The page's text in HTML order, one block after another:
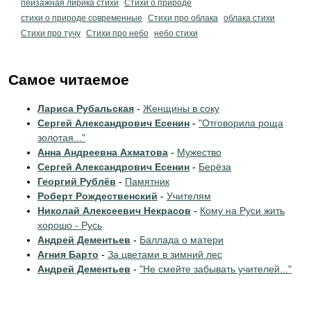
пейзажная лирика стихи
Стихи о природе
стихи о природе современные
Стихи про облака облака стихи
Стихи про тучу Стихи про небо небо стихи
Самое читаемое
Лариса Рубальская - Женщины в соку
Сергей Александрович Есенин - "Отговорила роща
золотая..."
Анна Андреевна Ахматова - Мужество
Сергей Александрович Есенин - Берёза
Георгий Рублёв - Памятник
Роберт Рождественский - Учителям
Николай Алексеевич Некрасов - Кому на Руси жить
хорошо - Русь
Андрей Дементьев - Баллада о матери
Агния Барто - За цветами в зимний лес
Андрей Дементьев - "Не смейте забывать учителей..."